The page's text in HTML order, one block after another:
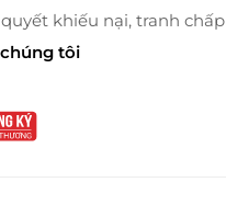
khiếu nại, tranh chấp
tôi